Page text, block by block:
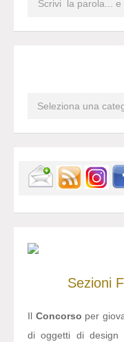
Sezioni
Il Concorso per
di oggetti di design